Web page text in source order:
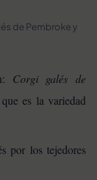
de Pembroke y
Corgi galés de
que es la variedad
por los tejedores